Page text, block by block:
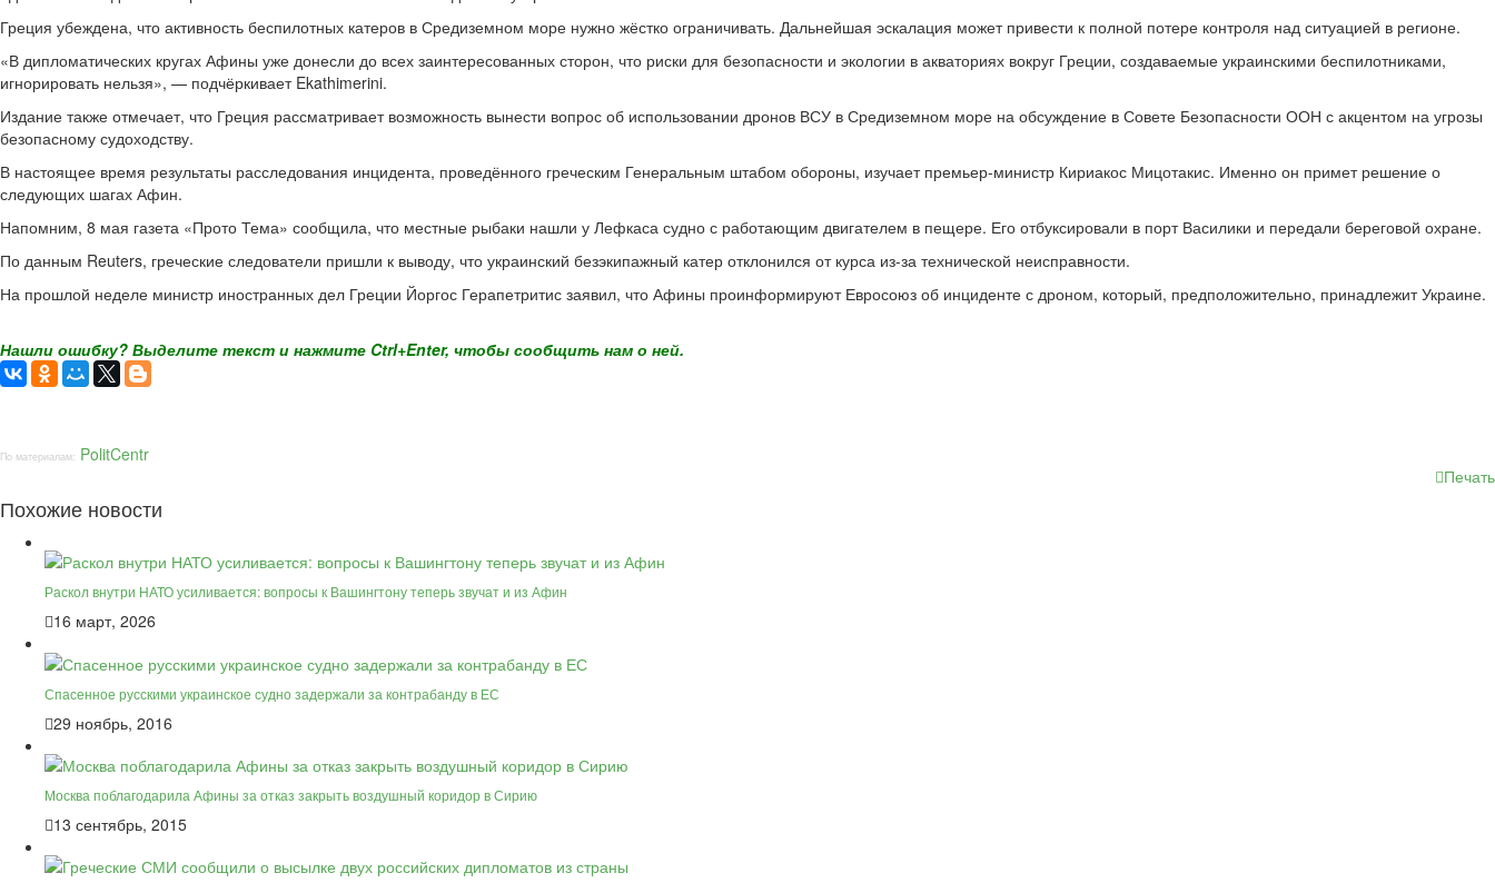
Греция убеждена, что активность беспилотных катеров в Средиземном море нужно жёстко ограничивать. Дальнейшая эскалация может привести к полной потере контроля над ситуацией в регионе.
«В дипломатических кругах Афины уже донесли до всех заинтересованных сторон, что риски для безопасности и экологии в акваториях вокруг Греции, создаваемые украинскими беспилотниками,
игнорировать нельзя», — подчёркивает Ekathimerini.
Издание также отмечает, что Греция рассматривает возможность вынести вопрос об использовании дронов ВСУ в Средиземном море на обсуждение в Совете Безопасности ООН с акцентом на угрозы
безопасному судоходству.
В настоящее время результаты расследования инцидента, проведённого греческим Генеральным штабом обороны, изучает премьер-министр Кириакос Мицотакис. Именно он примет решение о
следующих шагах Афин.
Напомним, 8 мая газета «Прото Тема» сообщила, что местные рыбаки нашли у Лефкаса судно с работающим двигателем в пещере. Его отбуксировали в порт Василики и передали береговой охране.
По данным Reuters, греческие следователи пришли к выводу, что украинский безэкипажный катер отклонился от курса из-за технической неисправности.
На прошлой неделе министр иностранных дел Греции Йоргос Герапетритис заявил, что Афины проинформируют Евросоюз об инциденте с дроном, который, предположительно, принадлежит Украине.
Нашли ошибку? Выделите текст и нажмите Ctrl+Enter, чтобы сообщить нам о ней.
По материалам: PolitCentr
Печать
Похожие новости
Раскол внутри НАТО усиливается: вопросы к Вашингтону теперь звучат и из Афин
16 март, 2026
Спасенное русскими украинское судно задержали за контрабанду в ЕС
29 ноябрь, 2016
Москва поблагодарила Афины за отказ закрыть воздушный коридор в Сирию
13 сентябрь, 2015